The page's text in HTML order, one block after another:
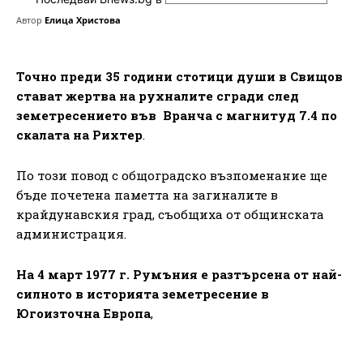
Автор Елица Христова
Точно преди 35 години стотици души в Свищов
стават жертва на рухналите сгради след
земетресението във Вранча с магнитуд 7.4 по
скалата на Рихтер.
По този повод с общоградско възпоменание ще
бъде почетена паметта на загиналите в
крайдунавския град, съобщиха от общинската
администрация.
На 4 март 1977 г. Румъния е разтърсена от най-
силното в историята земетресение в
Югоизточна Европа,